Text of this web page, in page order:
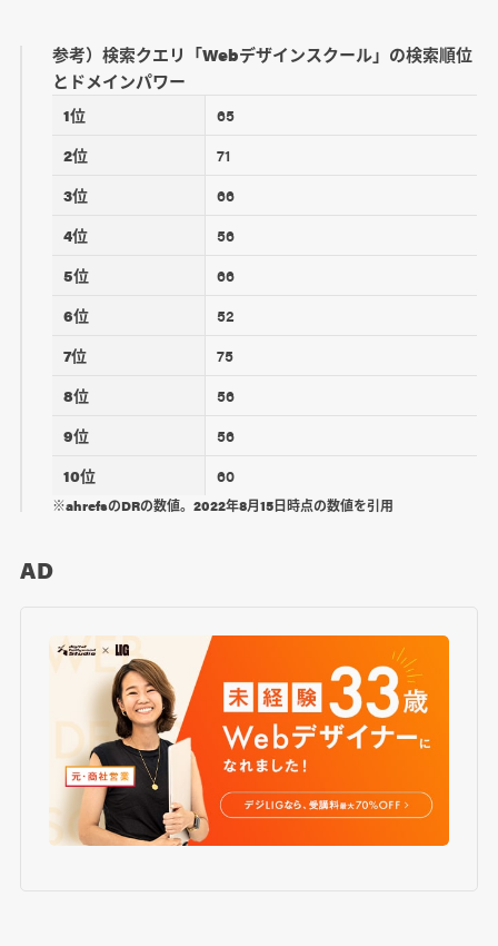
参考）検索クエリ「Webデザインスクール」の検索順位
とドメインパワー
1位
65
2位
71
3位
66
4位
56
5位
66
6位
52
7位
75
8位
56
9位
56
10位
60
※ahrefsのDRの数値。2022年8月15日時点の数値を引用
AD